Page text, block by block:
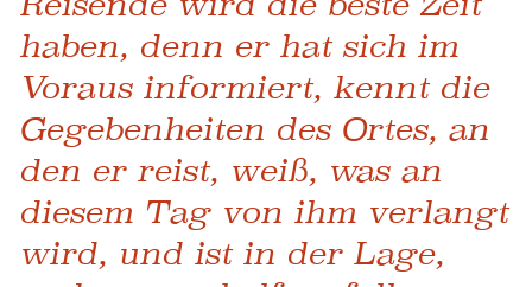
haben, denn er hat sich im
Voraus informiert, kennt die
Gegebenheiten des Ortes, an
den er reist, weiß, was an
diesem Tag von ihm verlangt
wird, und ist in der Lage,